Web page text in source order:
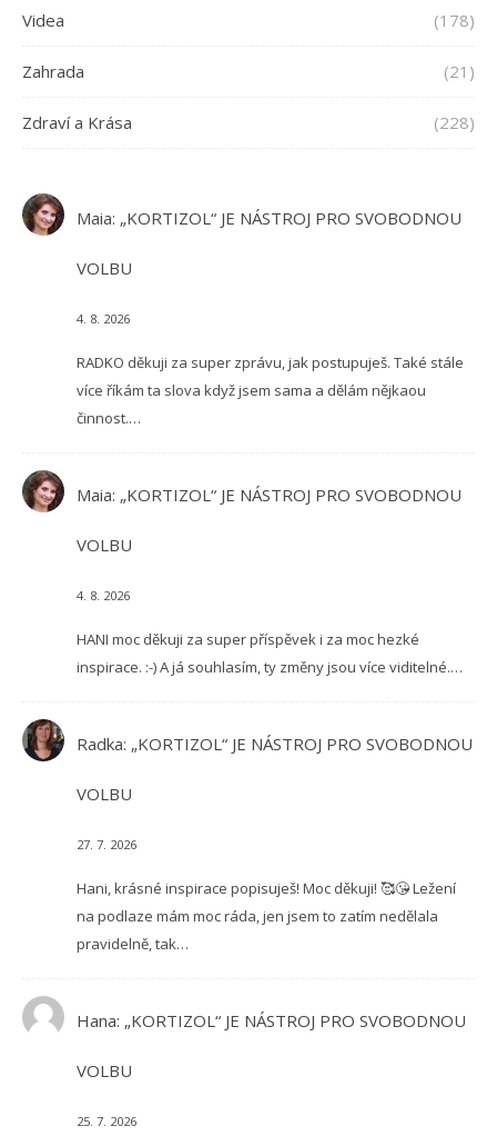
Videa (178)
Zahrada (21)
Zdraví a Krása (228)
Maia: „KORTIZOL“ JE NÁSTROJ PRO SVOBODNOU
VOLBU
4. 8. 2026
RADKO děkuji za super zprávu, jak postupuješ. Také stále
více říkám ta slova když jsem sama a dělám nějkaou
činnost.…
Maia: „KORTIZOL“ JE NÁSTROJ PRO SVOBODNOU
VOLBU
4. 8. 2026
HANI moc děkuji za super příspěvek i za moc hezké
inspirace. :-) A já souhlasím, ty změny jsou více viditelné.…
Radka: „KORTIZOL“ JE NÁSTROJ PRO SVOBODNOU
VOLBU
27. 7. 2026
Hani, krásné inspirace popisuješ! Moc děkuji! 🥰😘 Ležení
na podlaze mám moc ráda, jen jsem to zatím nedělala
pravidelně, tak…
Hana: „KORTIZOL“ JE NÁSTROJ PRO SVOBODNOU
VOLBU
25. 7. 2026